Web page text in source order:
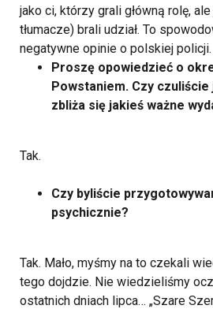
jako ci, którzy grali główną rolę,
tłumacze) brali udział. To
negatywne opinie o polskiej policji.
Proszę opowiedzieć o
Powstaniem. Czy
zbliża się jakieś ważne
Tak.
Czy byliście
psychicznie?
Tak. Mało, myśmy na to czekali
tego dojdzie. Nie wiedzieliśmy
ostatnich dniach lipca… „Szare